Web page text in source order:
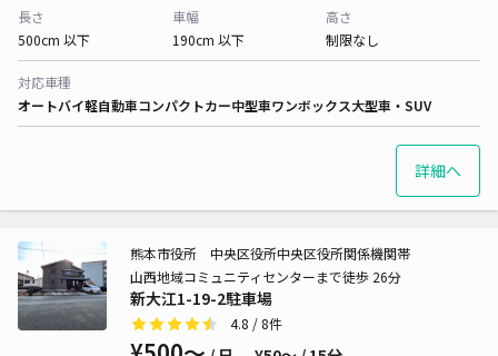
長さ
500cm 以下
車幅
190cm 以下
高さ
制限なし
対応車種
オートバイ軽自動車コンパクトカー中型車ワンボックス大型車・SUV
詳細へ
新大江1-19-2駐車場
熊本市役所 中央区役所中央区役所関係機関帯
山西地域コミュニティセンターまで徒歩 26分
4.8 / 8件